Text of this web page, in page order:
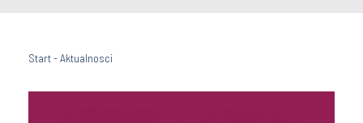
Start-Aktualnosci